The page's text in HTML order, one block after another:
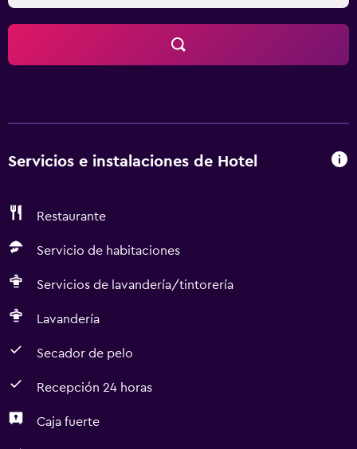
Servicios e instalaciones de Hotel
Restaurante
Servicio de habitaciones
Servicios de lavandería/tintorería
Lavandería
Secador de pelo
Recepción 24 horas
Caja fuerte